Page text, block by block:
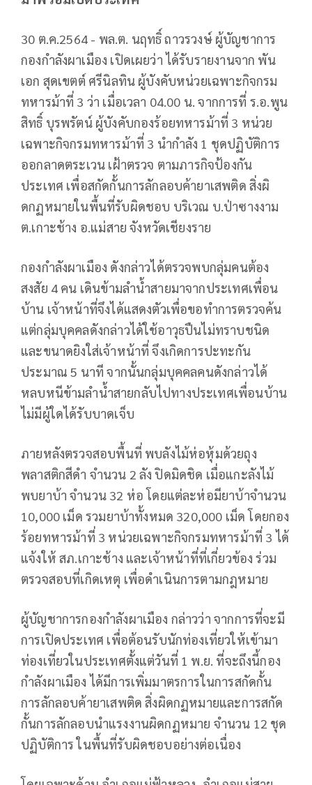
30 ต.ค.2564 - พล.ต. นฤทธิ์ ถาวรวงษ์ ผู้บัญชาการ
กองกำลังผาเมือง เปิดเผยว่า ได้รับรายงานจาก พัน
เอก สุดเขตต์ ศรีนิลทิน ผู้บังคับหน่วยเฉพาะกิจกรม
ทหารม้าที่ 3 ว่า เมื่อเวลา 04.00 น. จากการที่ ร.อ.พูน
สิทธิ์ บุรพรัตน์ ผู้บังคับกองร้อยทหารม้าที่ 3 หน่วย
เฉพาะกิจกรมทหารม้าที่ 3 นำกำลัง 1 ชุดปฏิบัติการ
ออกลาดตระเวน เฝ้าตรวจ ตามภารกิจป้องกัน
ประเทศ เพื่อสกัดกั้นการลักลอบค้ายาเสพติด สิ่งผิ
ดกฏหมายในพื้นที่รับผิดชอบ บริเวณ บ.ป่าซางงาม
ต.เกาะช้าง อ.แม่สาย จังหวัดเชียงราย
กองกำลังผาเมือง ดังกล่าวได้ตรวจพบกลุ่มคนต้อง
สงสัย 4 คน เดินข้ามลำน้ำสายมาจากประเทศเพื่อน
บ้าน เจ้าหน้าที่จึงได้แสดงตัวเพื่อขอทำการตรวจค้น
แต่กลุ่มบุคคลดังกล่าวได้ใช้อาวุธปืนไม่ทราบชนิด
และขนาดยิงใส่เจ้าหน้าที่ จึงเกิดการปะทะกัน
ประมาณ 5 นาที จากนั้นกลุ่มบุคคลคนดังกล่าวได้
หลบหนีข้ามลำน้ำสายกลับไปทางประเทศเพื่อนบ้าน
ไม่มีผู้ใดได้รับบาดเจ็บ
ภายหลังตรวจสอบพื้นที่ พบลังไม้ห่อหุ้มด้วยถุง
พลาสติกสีดำ จำนวน 2 ลัง ปิดมิดชิด เมื่อแกะลังไม้
พบยาบ้า จำนวน 32 ห่อ โดยแต่ละห่อมียาบ้าจำนวน
10,000 เม็ด รวมยาบ้าทั้งหมด 320,000 เม็ด โดยกอง
ร้อยทหารม้าที่ 3 หน่วยเฉพาะกิจกรมทหารม้าที่ 3 ได้
แจ้งให้ สภ.เกาะช้าง และเจ้าหน้าที่ที่เกี่ยวข้อง ร่วม
ตรวจสอบที่เกิดเหตุ เพื่อดำเนินการตามกฎหมาย
ผู้บัญชาการกองกำลังผาเมือง กล่าวว่า จากการที่จะมี
การเปิดประเทศ เพื่อต้อนรับนักท่องเที่ยวให้เข้ามา
ท่องเที่ยวในประเทศตั้งแต่วันที่ 1 พ.ย. ที่จะถึงนี้กอง
กำลังผาเมือง ได้มีการเพิ่มมาตรการในการสกัดกั้น
การลักลอบค้ายาเสพติด สิ่งผิดกฏหมายและการสกัด
กั้นการลักลอบนำแรงงานผิดกฏหมาย จำนวน 12 ชุด
ปฏิบัติการ ในพื้นที่รับผิดชอบอย่างต่อเนื่อง